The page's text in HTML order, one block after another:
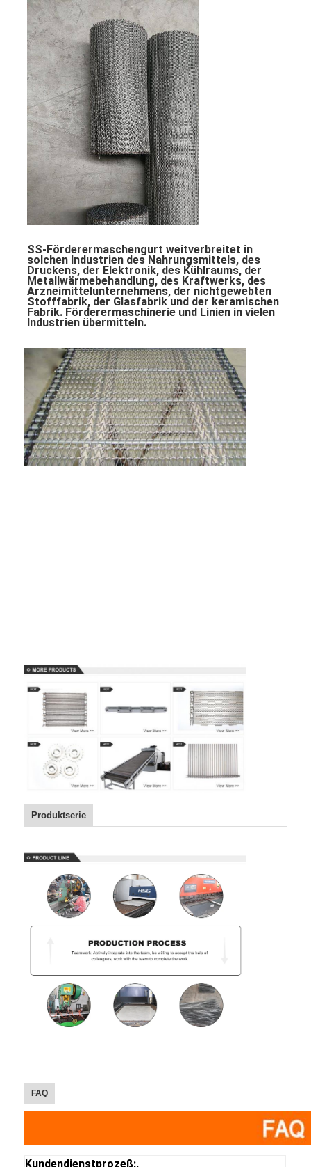
SS-Förderermaschengurt weitverbreitet in
solchen Industrien des Nahrungsmittels, des
Druckens, der Elektronik, des Kühlraums, der
Metallwärmebehandlung, des Kraftwerks, des
Arzneimittelunternehmens, der nichtgewebten
Stofffabrik, der Glasfabrik und der keramischen
Fabrik. Förderermaschinerie und Linien in vielen
Industrien übermitteln.
Produktserie
FAQ
Kundendienstprozeß:.